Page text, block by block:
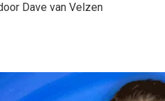
Dave van Velzen